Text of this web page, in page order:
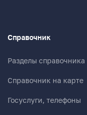
Справочник
Разделы справочника
Справочник на карте
Госуслуги, телефоны